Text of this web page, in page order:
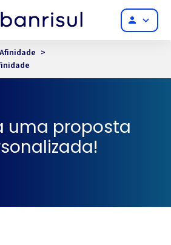
person
Afinidade >
uma proposta